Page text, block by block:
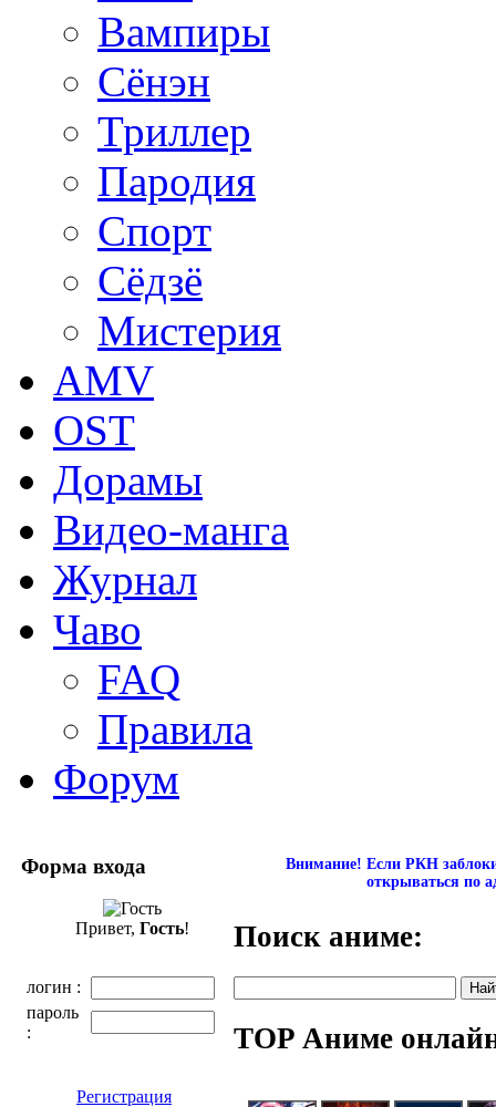
Вампиры
Сёнэн
Триллер
Пародия
Спорт
Сёдзё
Мистерия
AMV
OST
Дорамы
Видео-манга
Журнал
Чаво
FAQ
Правила
Форум
Форма входа
Привет, Гость!
логин :
пароль
:
Регистрация
Внимание! Если РКН
открываться по
Поиск аниме:
TOP Аниме